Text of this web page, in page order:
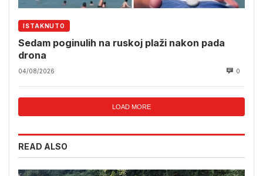
ISTAKNUTO
Sedam poginulih na ruskoj plaži nakon pada
drona
04/08/2026 0
LOAD MORE
READ ALSO